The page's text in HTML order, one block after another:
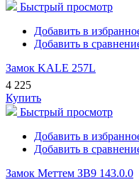
Быстрый просмотр
Добавить в
Добавить в
Замок KALE 257L
4 225
Купить
Быстрый просмотр
Добавить в
Добавить в
Замок Меттем ЗВ9 143.0.0